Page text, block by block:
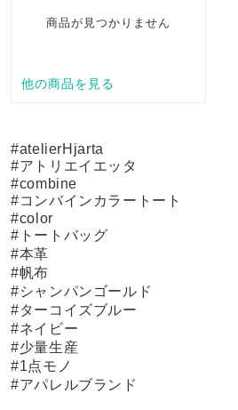
#atelierHjarta
#アトリエイエッタ
#combine
#コンバインカラートート
#color
#トートバッグ
#本革
#帆布
#シャンパンゴールド
#ターコイズブルー
#ネイビー
#少量生産
#1点モノ
#アパレルブランド